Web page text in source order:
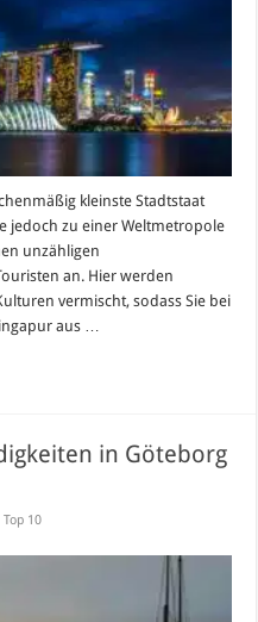
kleinste Stadtstaat
jedoch zu einer Weltmetropole
unzähligen
an. Hier werden
vermischt, sodass Sie bei
aus …
in Göteborg
Top 10